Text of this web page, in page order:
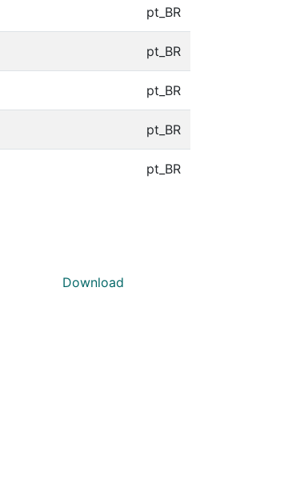
pt_BR
pt_BR
pt_BR
pt_BR
pt_BR
Download